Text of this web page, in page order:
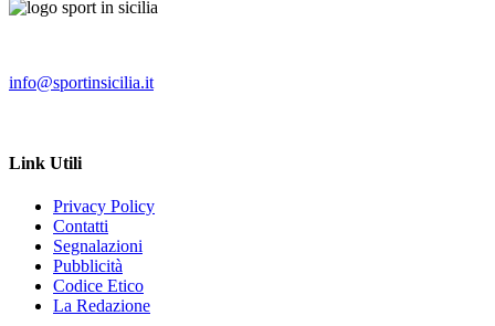
info@sportinsicilia.it
Link Utili
Privacy Policy
Contatti
Segnalazioni
Pubblicità
Codice Etico
La Redazione